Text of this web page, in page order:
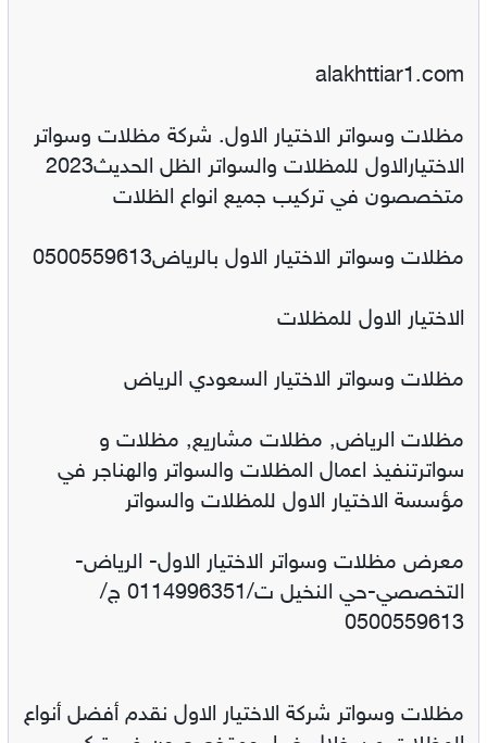
alakhttiar1.com
مظلات وسواتر الاختيار الاول. شركة مظلات وسواتر
الاختيارالاول للمظلات والسواتر الظل الحديث2023
متخصصون في تركيب جميع انواع الظلات
مظلات وسواتر الاختيار الاول بالرياض0500559613
الاختيار الاول للمظلات
مظلات وسواتر الاختيار السعودي الرياض
مظلات الرياض, مظلات مشاريع, مظلات و
سواترتنفيذ اعمال المظلات والسواتر والهناجر في
مؤسسة الاختيار الاول للمظلات والسواتر
معرض مظلات وسواتر الاختيار الاول- الرياض-
التخصصي-حي النخيل ت/0114996351 ج/
0500559613
مظلات وسواتر شركة الاختيار الاول نقدم أفضل أنواع